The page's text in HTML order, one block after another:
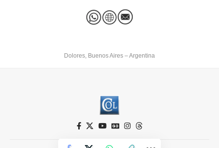
Dolores, Buenos Aires – Argentina